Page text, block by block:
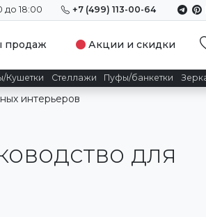
до 18:00 +7 (499) 113-00-64
продаж Акции и скидки
Кушетки Стеллажи Пуфы/банкетки
интерьеров
для